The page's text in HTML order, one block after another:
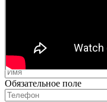
Связаться
Оставьте свои данные
Обязательное поле